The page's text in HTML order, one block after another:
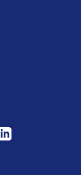
fenêtre)
(Nouvelle
youtube-play
notre page